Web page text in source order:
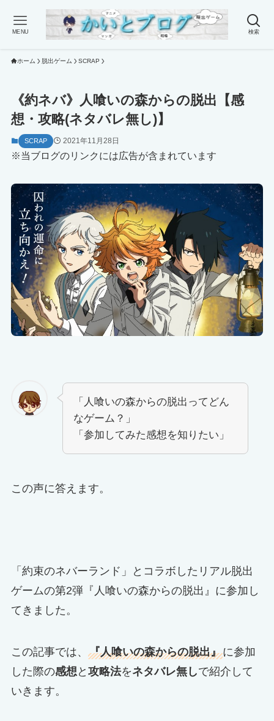
検索
MENU
ホーム 脱出ゲーム SCRAP
《約ネバ》人喰いの森からの脱出【感
想・攻略(ネタバレ無し)】
SCRAP 2021年11月28日
※当ブログのリンクには広告が含まれています
「人喰いの森からの脱出ってどん
なゲーム？」
「参加してみた感想を知りたい」
この声に答えます。
「約束のネバーランド」とコラボしたリアル脱出
ゲームの第2弾『人喰いの森からの脱出』に参加し
てきました。
この記事では、 『人喰いの森からの脱出』に参加
した際の感想と 攻略法をネタバレ無しで紹介して
いきます。